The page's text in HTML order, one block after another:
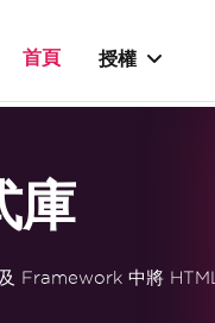
首頁 授權
庫
Framework 中將 HTML